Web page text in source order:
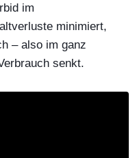
im
minimiert,
– also im ganz
senkt.